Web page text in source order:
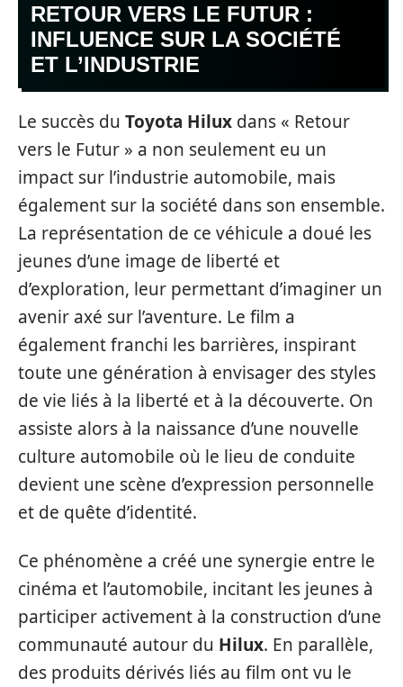
RETOUR VERS LE FUTUR :
INFLUENCE SUR LA SOCIÉTÉ
ET L’INDUSTRIE
Le succès du Toyota Hilux dans « Retour
vers le Futur » a non seulement eu un
impact sur l’industrie automobile, mais
également sur la société dans son ensemble.
La représentation de ce véhicule a doué les
jeunes d’une image de liberté et
d’exploration, leur permettant d’imaginer un
avenir axé sur l’aventure. Le film a
également franchi les barrières, inspirant
toute une génération à envisager des styles
de vie liés à la liberté et à la découverte. On
assiste alors à la naissance d’une nouvelle
culture automobile où le lieu de conduite
devient une scène d’expression personnelle
et de quête d’identité.
Ce phénomène a créé une synergie entre le
cinéma et l’automobile, incitant les jeunes à
participer activement à la construction d’une
communauté autour du Hilux. En parallèle,
des produits dérivés liés au film ont vu le